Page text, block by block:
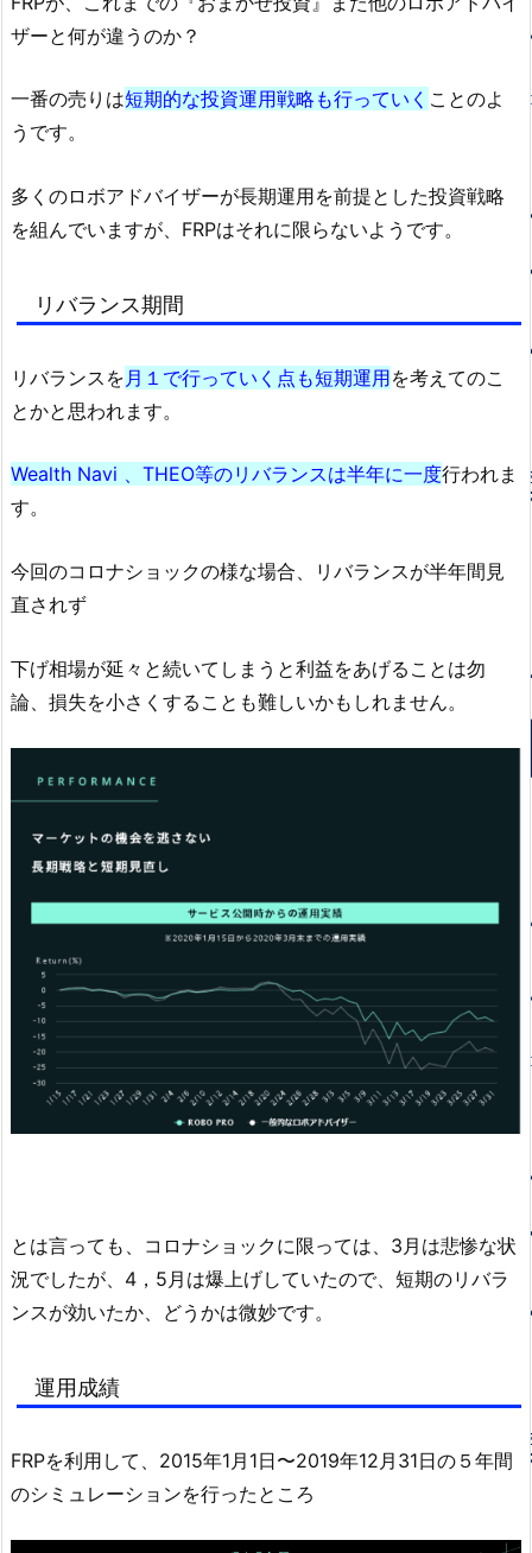
ザーと何が違うのか？
一番の売りは短期的な投資運用戦略も行っていく ことのよ
うです。
多くのロボアドバイザーが長期運用を前提とした投資戦略
を組んでいますが、FRPはそれに限らないようです。
リバランス期間
リバランスを 月１で行っていく点も短期運用を考えてのこ
とかと思われます。
Wealth Navi 、THEO等のリバランスは半年に一度行われま
す。
今回のコロナショックの様な場合、リバランスが半年間見
直されず
下げ相場が延々と続いてしまうと利益をあげることは勿
論、損失を小さくすることも難しいかもしれません。
とは言っても、コロナショックに限っては、3月は悲惨な状
況でしたが、4，5月は爆上げしていたので、短期のリバラ
ンスが効いたか、どうかは微妙です。
運用成績
FRPを利用して、2015年1月1日〜2019年12月31日の５年間
のシミュレーションを行ったところ